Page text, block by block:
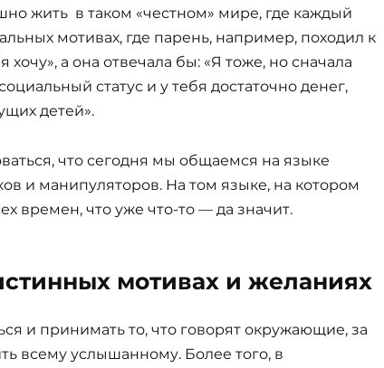
жить в таком «честном» мире, где каждый
мотивах, где парень, например, походил к
а она отвечала бы: «Я тоже, но сначала
статус и у тебя достаточно денег,
детей».
что сегодня мы общаемся на языке
и манипуляторов. На том языке, на котором
времен, что уже что-то — да значит.
мотивах и желаниях
и принимать то, что говорят окружающие, за
всему услышанному. Более того, в